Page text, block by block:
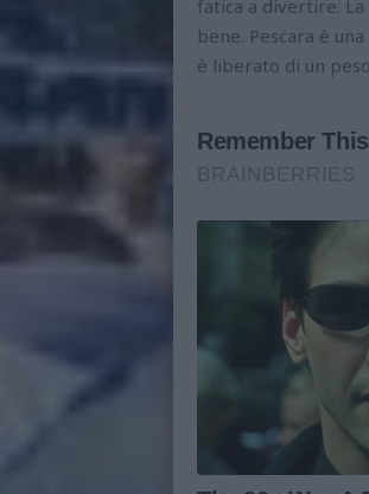
fatica a divertire.
bene. Pescara è
è liberato di un